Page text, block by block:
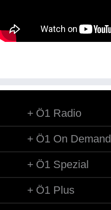
Ö1 Radio
Ö1 On Demand
Ö1 Spezial
Ö1 Plus